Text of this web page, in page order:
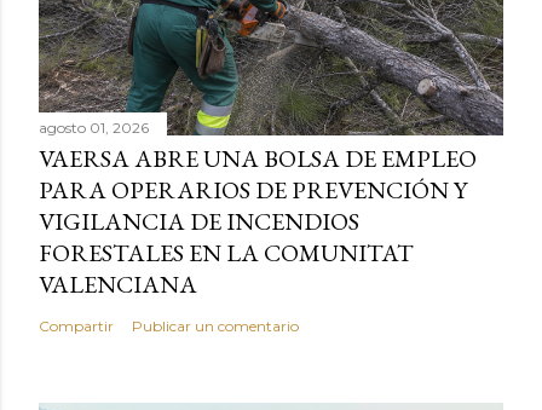
agosto 01, 2026
VAERSA ABRE UNA BOLSA DE EMPLEO
PARA OPERARIOS DE PREVENCIÓN Y
VIGILANCIA DE INCENDIOS
FORESTALES EN LA COMUNITAT
VALENCIANA
Compartir Publicar un comentario